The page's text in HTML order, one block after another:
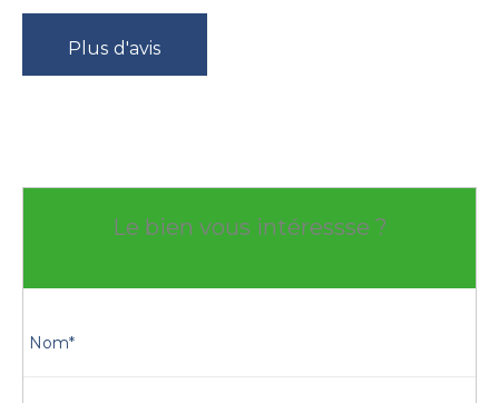
Plus d'avis
Le bien vous intéressse ?